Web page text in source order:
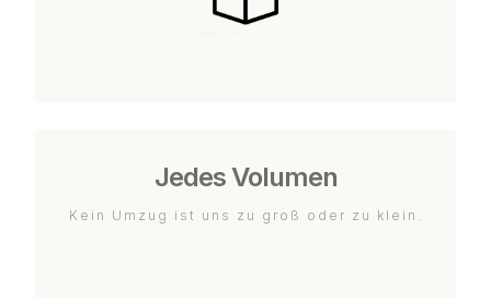
Jedes Volumen
Kein Umzug ist uns zu groß oder zu klein.